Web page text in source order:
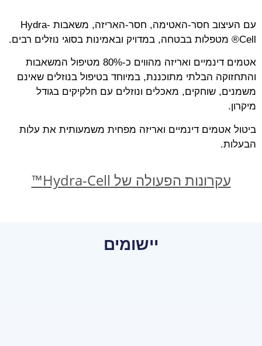
עם העיצוב חסר-האטימה, חסר-האריזה, משאבות Hydra-
Cell® מטפלות בבטחה, במדויק ובאמינות בסוגי נוזלים רבים.
אטמים דינמיים ואריזה מהווים כ-80% מטיפול המשאבות
והתחזוקה הבלתי מתוכננת, במיוחד בטיפול בנוזלים שאינם
משמנים, שוחקים, מאכלים ונוזלים עם חלקיקים בגודל
מיקרון.
ביטול אטמים דינמיים ואריזה מפחית משמעותית את עלות
הבעלות.
עקרונות הפעולה של Hydra-Cell™
יישומים